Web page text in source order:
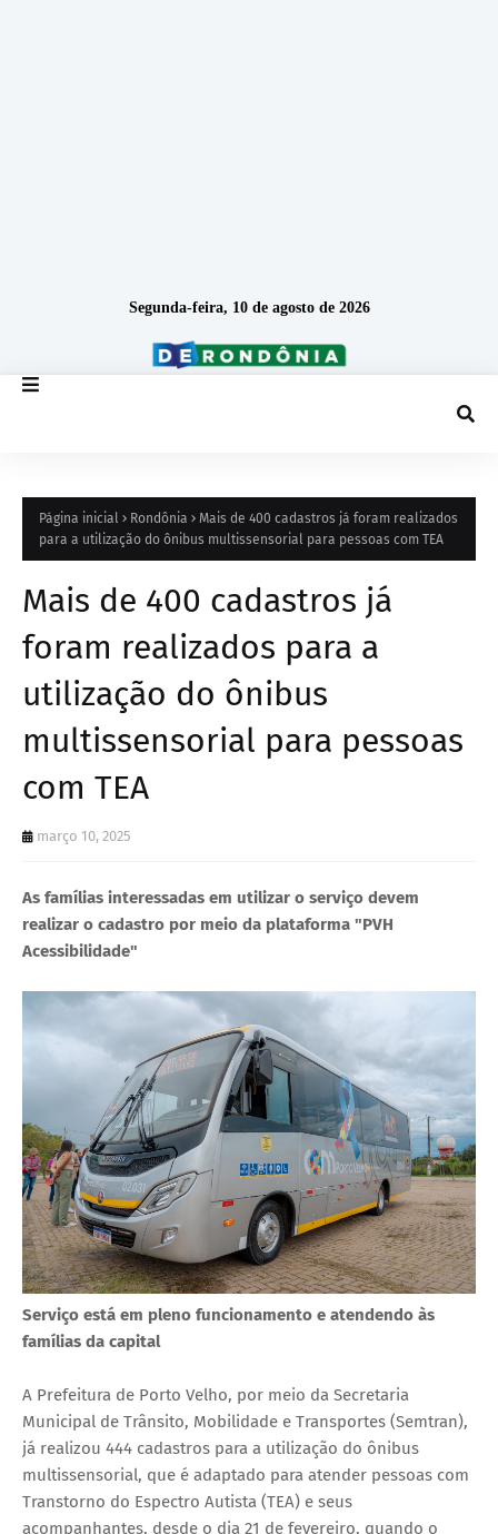
Segunda-feira, 10 de agosto de 2026
Página inicial Rondônia
Mais de 400 cadastros já foram realizados
para a utilização do ônibus multissensorial para pessoas com TEA
Mais de 400 cadastros já
foram realizados para a
utilização do ônibus
multissensorial para pessoas
com TEA
março 10, 2025
As famílias interessadas em utilizar o serviço devem
realizar o cadastro por meio da plataforma "PVH
Acessibilidade"
Serviço está em pleno funcionamento e atendendo às
famílias da capital
A Prefeitura de Porto Velho, por meio da Secretaria
Municipal de Trânsito, Mobilidade e Transportes (Semtran),
já realizou 444 cadastros para a utilização do ônibus
multissensorial, que é adaptado para atender pessoas com
Transtorno do Espectro Autista (TEA) e seus
acompanhantes, desde o dia 21 de fevereiro, quando o